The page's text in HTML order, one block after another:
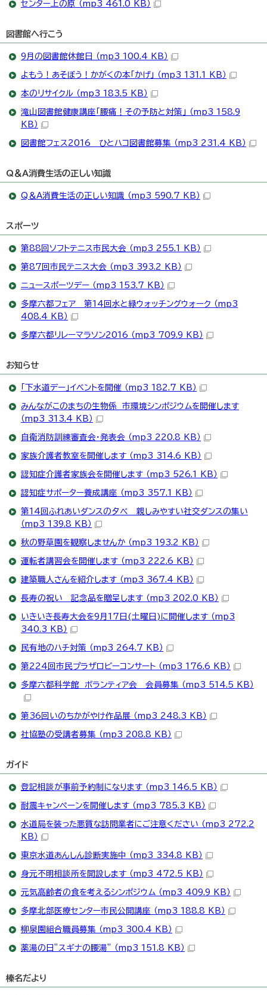
センター上の原 （mp3 461.0 KB）
図書館へ行こう
9月の図書館休館日 （mp3 100.4 KB）
よもう！あそぼう！かがくの本「かげ」 （mp3 131.1 KB）
本のリサイクル （mp3 183.5 KB）
滝山図書館健康講座「腰痛！その予防と対策」 （mp3 158.9
KB）
図書館フェス2016 ひとハコ図書館募集 （mp3 231.4 KB）
Q＆A消費生活の正しい知識
Q＆A消費生活の正しい知識 （mp3 590.7 KB）
スポーツ
第88回ソフトテニス市民大会 （mp3 255.1 KB）
第87回市民テニス大会 （mp3 393.2 KB）
ニュースポーツデー （mp3 153.7 KB）
多摩六都フェア 第14回水と緑ウォッチングウォーク （mp3
408.4 KB）
多摩六都リレーマラソン2016 （mp3 709.9 KB）
お知らせ
「下水道デー」イベントを開催 （mp3 182.7 KB）
みんながこのまちの生物係 市環境シンポジウムを開催します
（mp3 313.4 KB）
自衛消防訓練審査会・発表会 （mp3 220.8 KB）
家族介護者教室を開催します （mp3 314.6 KB）
認知症介護者家族会を開催します （mp3 526.1 KB）
認知症サポーター養成講座 （mp3 357.1 KB）
第14回ふれあいダンスの夕べ 親しみやすい社交ダンスの集い
（mp3 139.8 KB）
秋の野草園を観察しませんか （mp3 193.2 KB）
運転者講習会を開催します （mp3 222.6 KB）
建築職人さんを紹介します （mp3 367.4 KB）
長寿の祝い 記念品を贈呈します （mp3 202.0 KB）
いきいき長寿大会を9月17日(土曜日)に開催します （mp3
340.3 KB）
民有地のハチ対策 （mp3 264.7 KB）
第224回市民プラザロビーコンサート （mp3 176.6 KB）
多摩六都科学館 ボランティア会 会員募集 （mp3 514.5 KB）
第36回いのちかがやけ作品展 （mp3 248.3 KB）
社協塾の受講者募集 （mp3 208.8 KB）
ガイド
登記相談が事前予約制になります （mp3 146.5 KB）
耐震キャンペーンを開催します （mp3 785.3 KB）
水道局を装った悪質な訪問業者にご注意ください （mp3 272.2
KB）
東京水道あんしん診断実施中 （mp3 334.8 KB）
身元不明相談所を開設します （mp3 472.5 KB）
元気高齢者の食を考えるシンポジウム （mp3 409.9 KB）
多摩北部医療センター市民公開講座 （mp3 188.8 KB）
柳泉園組合職員募集 （mp3 300.4 KB）
薬湯の日”スギナの腰湯” （mp3 151.8 KB）
榛名だより